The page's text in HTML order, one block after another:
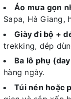
Áo mưa gọn
Sapa, Hà Giang,
Giày đi bộ +
trekking, dép
Ba lô phụ
hàng ngày.
Túi nén hoặc